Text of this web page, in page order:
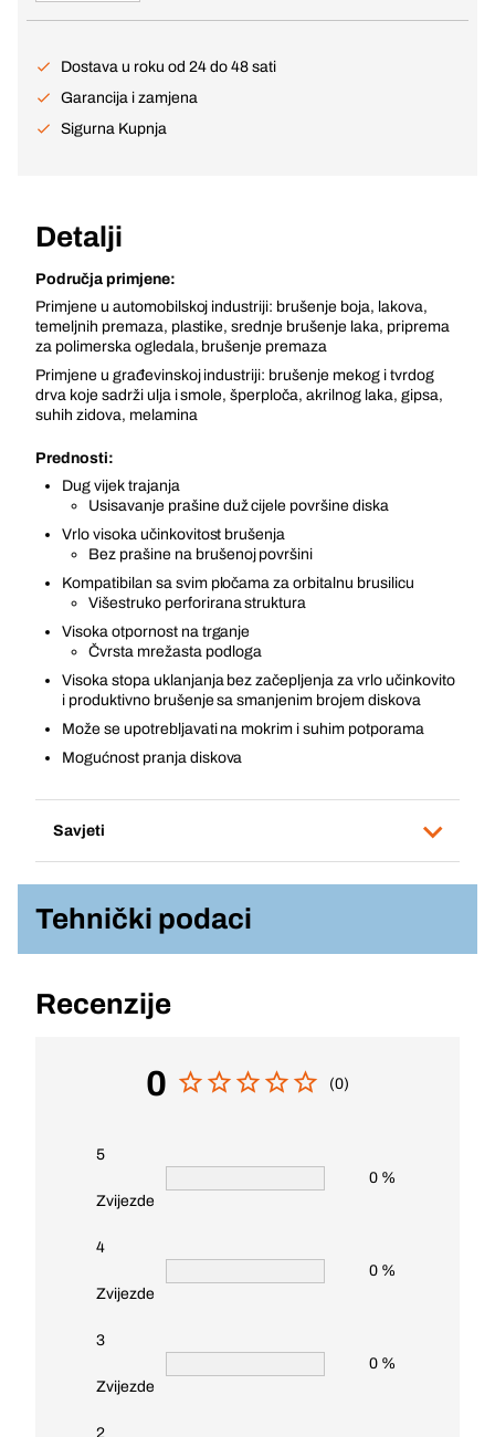
Dostava u roku od 24 do 48 sati
Garancija i zamjena
Sigurna Kupnja
Detalji
Područja primjene:
Primjene u automobilskoj industriji: brušenje boja, lakova,
temeljnih premaza, plastike, srednje brušenje laka, priprema
za polimerska ogledala, brušenje premaza
Primjene u građevinskoj industriji: brušenje mekog i tvrdog
drva koje sadrži ulja i smole, šperploča, akrilnog laka, gipsa,
suhih zidova, melamina
Prednosti:
Dug vijek trajanja
Usisavanje prašine duž cijele površine diska
Vrlo visoka učinkovitost brušenja
Bez prašine na brušenoj površini
Kompatibilan sa svim pločama za orbitalnu brusilicu
Višestruko perforirana struktura
Visoka otpornost na trganje
Čvrsta mrežasta podloga
Visoka stopa uklanjanja bez začepljenja za vrlo učinkovito
i produktivno brušenje sa smanjenim brojem diskova
Može se upotrebljavati na mokrim i suhim potporama
Mogućnost pranja diskova
Savjeti
Tehnički podaci
Recenzije
0 (0)
5
Zvijezde
0 %
4
Zvijezde
0 %
3
Zvijezde
0 %
2